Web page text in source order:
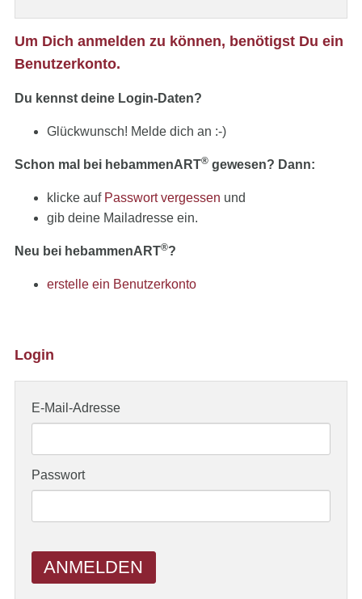
Um Dich anmelden zu können, benötigst Du ein
Benutzerkonto.
Du kennst deine Login-Daten?
Glückwunsch! Melde dich an :-)
Schon mal bei hebammenART® gewesen? Dann:
klicke auf Passwort vergessen und
gib deine Mailadresse ein.
Neu bei hebammenART®?
erstelle ein Benutzerkonto
Login
E-Mail-Adresse
Passwort
ANMELDEN